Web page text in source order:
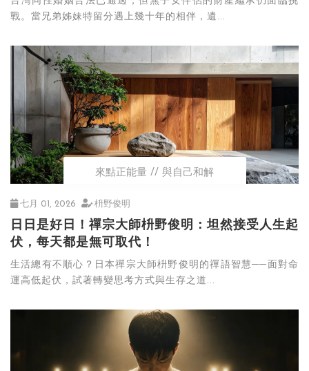
戰。當兄弟姊妹特留分遇上幾十年的相伴，遺...
來點正能量 與自己和解
七月 01, 2026 枡野俊明
日日是好日！禪宗大師枡野俊明：坦然接受人生起
伏，每天都是無可取代！
生活總有不順心？日本禪宗大師枡野俊明的禪語智慧──面對命
運高低起伏，試著轉變思考方式與生存之道...